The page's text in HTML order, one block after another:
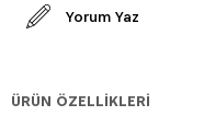
Yorum Yaz
ÜRÜN ÖZELLIKLERI